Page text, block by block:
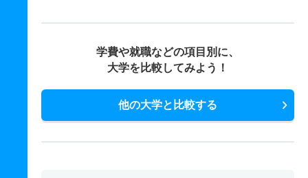
学費や就職などの項目別に、
大学を比較してみよう！
他の大学と比較する